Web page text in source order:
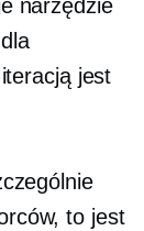
narzędzie
dla
jest
to jest